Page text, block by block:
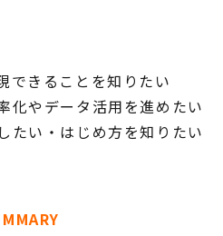
できることを知りたい
化やデータ活用を進めたい
たい・はじめ方を知りたい